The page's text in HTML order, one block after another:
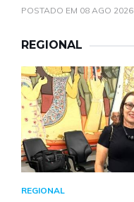
POSTADO EM 08 AGO 2026
REGIONAL
REGIONAL